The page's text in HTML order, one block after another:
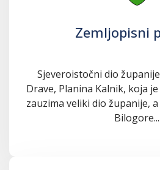
Zemljopisni
Sjeveroistočni dio
Drave, Planina Kalnik, koja
zauzima veliki dio županije,
Bilogore...